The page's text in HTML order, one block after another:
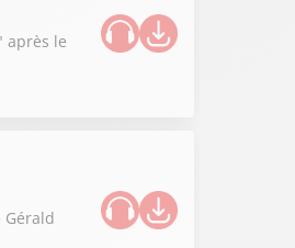
après le